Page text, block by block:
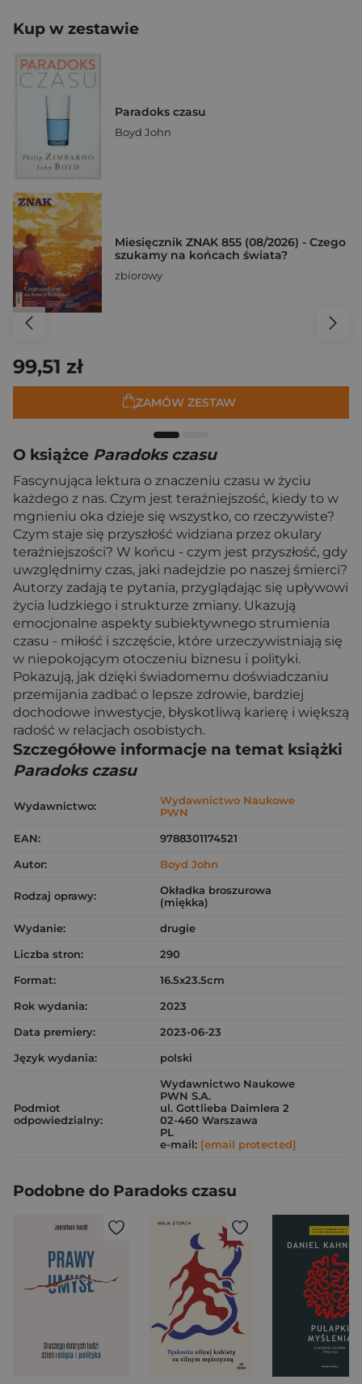
Kup w zestawie
Paradoks czasu
Boyd John
Miesięcznik ZNAK 855 (08/2026) - Czego
szukamy na końcach świata?
zbiorowy
99,51 zł
ZAMÓW ZESTAW
O książce Paradoks czasu
Fascynująca lektura o znaczeniu czasu w życiu
każdego z nas. Czym jest teraźniejszość, kiedy to w
mgnieniu oka dzieje się wszystko, co rzeczywiste?
Czym staje się przyszłość widziana przez okulary
teraźniejszości? W końcu - czym jest przyszłość, gdy
uwzględnimy czas, jaki nadejdzie po naszej śmierci?
Autorzy zadają te pytania, przyglądając się upływowi
życia ludzkiego i strukturze zmiany. Ukazują
emocjonalne aspekty subiektywnego strumienia
czasu - miłość i szczęście, które urzeczywistniają się
w niepokojącym otoczeniu biznesu i polityki.
Pokazują, jak dzięki świadomemu doświadczaniu
przemijania zadbać o lepsze zdrowie, bardziej
dochodowe inwestycje, błyskotliwą karierę i większą
radość w relacjach osobistych.
Szczegółowe informacje na temat książki
Paradoks czasu
Wydawnictwo:
Wydawnictwo Naukowe
PWN
EAN:
9788301174521
Autor:
Boyd John
Rodzaj oprawy:
Okładka broszurowa
(miękka)
Wydanie:
drugie
Liczba stron:
290
Format:
16.5x23.5cm
Rok wydania:
2023
Data premiery:
2023-06-23
Język wydania:
polski
Podmiot
odpowiedzialny:
Wydawnictwo Naukowe
PWN S.A.
ul. Gottlieba Daimlera 2
02-460 Warszawa
PL
e-mail: [email protected]
Podobne do Paradoks czasu